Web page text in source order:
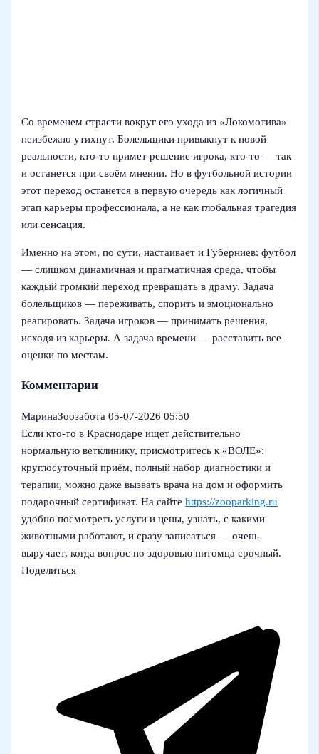
Со временем страсти вокруг его уходa из «Локомотива»
неизбежно утихнут. Болельщики привыкнут к новой
реальности, кто‑то примет решение игрока, кто‑то — так
и останется при своём мнении. Но в футбольной истории
этот переход останется в первую очередь как логичный
этап карьеры профессионала, а не как глобальная трагедия
или сенсация.
Именно на этом, по сути, настаивает и Губерниев: футбол
— слишком динамичная и прагматичная среда, чтобы
каждый громкий переход превращать в драму. Задача
болельщиков — переживать, спорить и эмоционально
реагировать. Задача игроков — принимать решения,
исходя из карьеры. А задача времени — расставить все
оценки по местам.
Комментарии
МаринаЗоозабота 05-07-2026 05:50
Если кто-то в Краснодаре ищет действительно
нормальную ветклинику, присмотритесь к «ВОЛЕ»:
круглосуточный приём, полный набор диагностики и
терапии, можно даже вызвать врача на дом и оформить
подарочный сертификат. На сайтеhttps://zooparking.ru
удобно посмотреть услуги и цены, узнать, с какими
животными работают, и сразу записаться — очень
выручает, когда вопрос по здоровью питомца срочный.
Поделиться